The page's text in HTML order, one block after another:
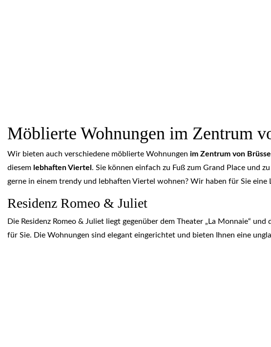
Möblierte Wohnungen im Zentrum
Wir bieten auch verschiedene möblierte Wohnungen im Zentrum von Brüssel
diesem lebhaften Viertel . Sie können einfach zu Fuß zum Grand Place und
gerne in einem trendy und lebhaften Viertel wohnen? Wir haben für Sie eine
Residenz Romeo & Juliet
Die Residenz Romeo & Juliet liegt gegenüber dem Theater „La Monnaie“
für Sie. Die Wohnungen sind elegant eingerichtet und bieten Ihnen eine